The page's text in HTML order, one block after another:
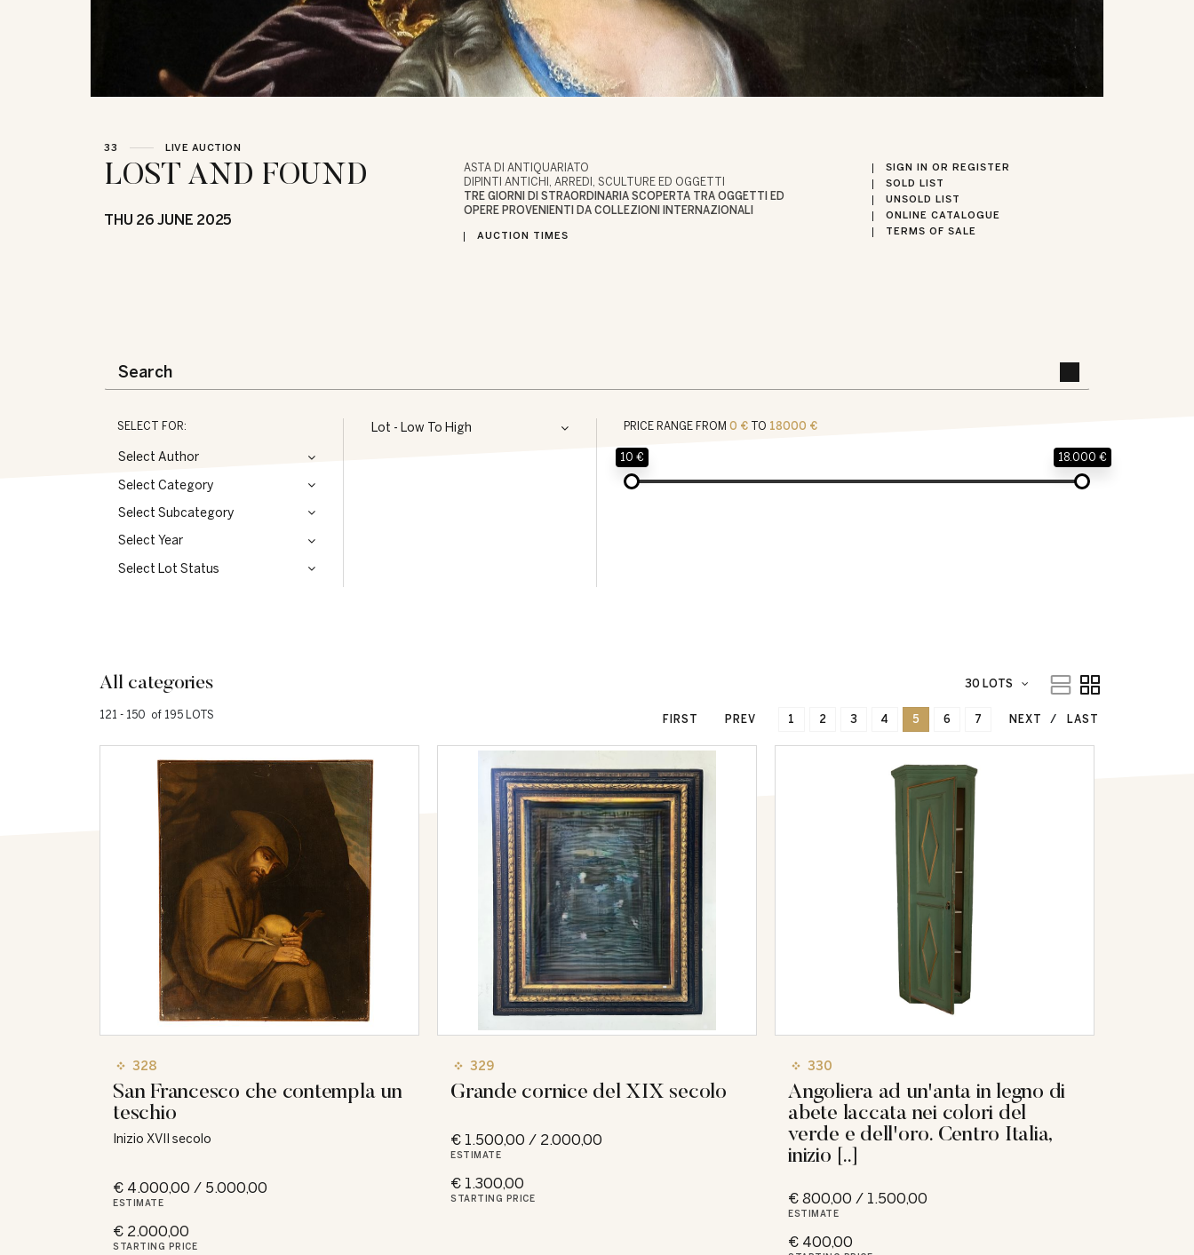
33 LIVE AUCTION
LOST AND FOUND
THU 26 JUNE 2025
ASTA DI ANTIQUARIATO
DIPINTI ANTICHI, ARREDI, SCULTURE ED OGGETTI
TRE GIORNI DI STRAORDINARIA SCOPERTA TRA OGGETTI ED
OPERE PROVENIENTI DA COLLEZIONI INTERNAZIONALI
AUCTION TIMES
SIGN IN OR REGISTER
SOLD LIST
UNSOLD LIST
ONLINE CATALOGUE
TERMS OF SALE
SELECT FOR:
Select Author
Select Category
Select Subcategory
Select Year
Select Lot Status
PRICE RANGE FROM 0 € TO 18000 €
10 € 18.000 €
Lot - Low To High
All categories 30 LOTS
121 - 150 of 195 LOTS FIRST PREV 1 2 3 4 5 6 7 NEXT LAST
328
San Francesco che contempla un
teschio
Inizio XVII secolo
€ 4.000,00 / 5.000,00
ESTIMATE
€ 2.000,00
STARTING PRICE
329
Grande cornice del XIX secolo
€ 1.500,00 / 2.000,00
ESTIMATE
€ 1.300,00
STARTING PRICE
330
Angoliera ad un'anta in legno di
abete laccata nei colori del
verde e dell'oro. Centro Italia,
inizio [..]
€ 800,00 / 1.500,00
ESTIMATE
€ 400,00